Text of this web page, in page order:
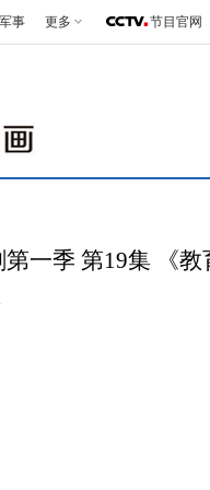
军事 更多 节目官网
第一季 第19集 《